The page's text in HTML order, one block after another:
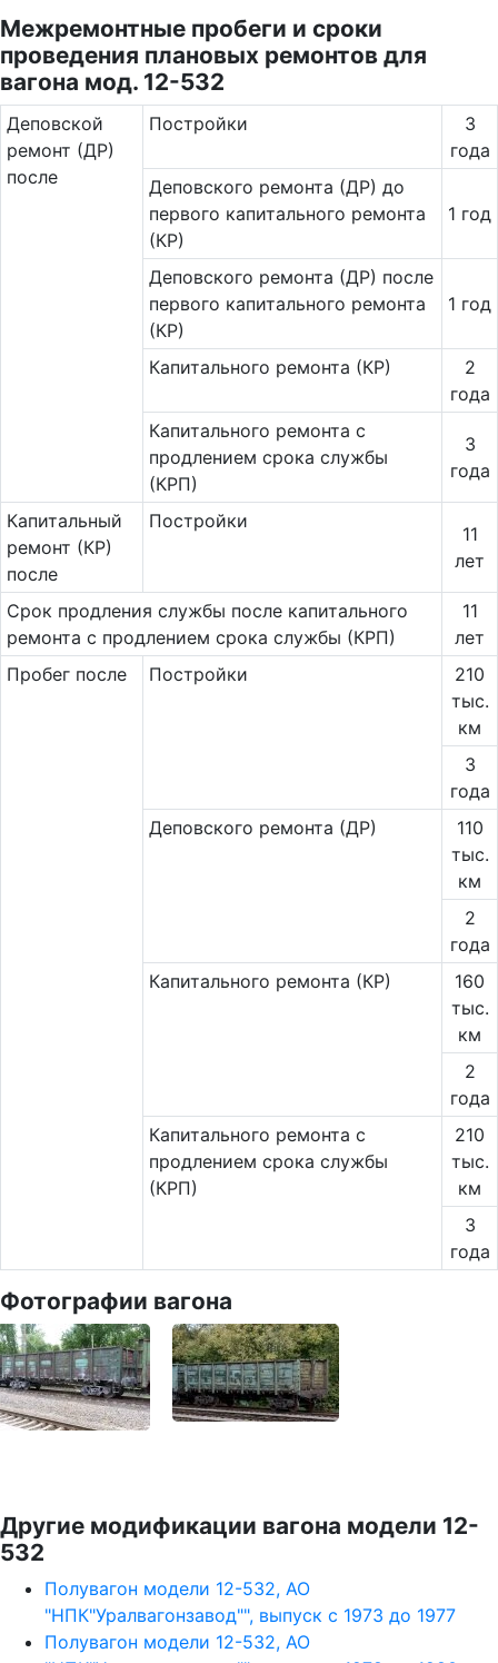
Межремонтные пробеги и сроки
проведения плановых ремонтов для
вагона мод. 12-532
Де­повс­кой
ремонт (ДР)
после
Постройки
3
года
Деповского ремонта (ДР) до
первого капитального ремонта
(КР)
1 год
Деповского ремонта (ДР) после
первого капитального ремонта
(КР)
1 год
Капитального ремонта (КР)
2
года
Ка­питального ремонта с
продлением срока службы
(КРП)
3
года
Ка­пи­таль­ный
ремонт (КР)
после
Постройки
11
лет
Срок продления службы после капитального
ремонта с продлением срока службы (КРП)
11
лет
Пробег после
Постройки
210
тыс.
км
3
года
Деповского ремонта (ДР)
110
тыс.
км
2
года
Капитального ремонта (КР)
160
тыс.
км
2
года
Капитального ремонта с
продлением срока службы
(КРП)
210
тыс.
км
3
года
Фотографии вагона
Другие модификации вагона модели 12-
532
Полувагон модели 12-532, АО
"НПК"Уралвагонзавод"", выпуск с 1973 до 1977
Полувагон модели 12-532, АО